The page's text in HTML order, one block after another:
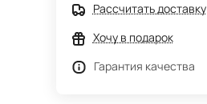
Рассчитать доставку
Хочу в подарок
Гарантия качества